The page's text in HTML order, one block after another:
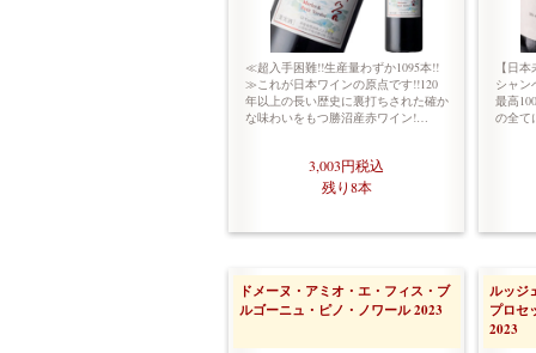
≪超入手困難!!生産量わずか1095本!!
≫これが日本ワインの原点です!!120
年以上の長い歴史に裏打ちされた確か
な味わいをもつ勝沼産赤ワイン!…
3,003円税込
残り8本
【日
シャン
最高
の全て
ドメーヌ・アミオ・エ・フィス・ブ
ルゴーニュ・ピノ・ノワール 2023
ルッジ
プロセ
2023